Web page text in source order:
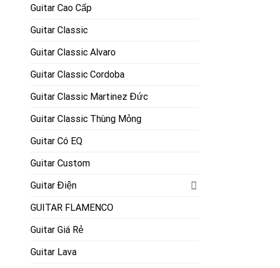
Guitar Cao Cấp
Guitar Classic
Guitar Classic Alvaro
Guitar Classic Cordoba
Guitar Classic Martinez Đức
Guitar Classic Thùng Mỏng
Guitar Có EQ
Guitar Custom
Guitar Điện
GUITAR FLAMENCO
Guitar Giá Rẻ
Guitar Lava